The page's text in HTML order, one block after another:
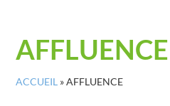
AFFLUENCE
ACCUEIL »AFFLUENCE